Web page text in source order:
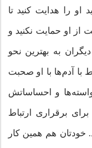
او را هدایت کنید تا
از او حمایت نکنید و
به بهترین نحو
با آدم‌ها با او صحبت
و احساساتش
برقراری ارتباط
خودتان هم همین کار